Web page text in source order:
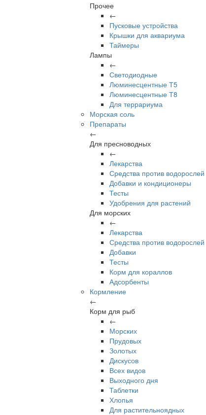
Прочее
←
Пусковые устройства
Крышки для аквариума
Таймеры
Лампы
←
Светодиодные
Люминесцентные Т5
Люминесцентные Т8
Для террариума
Морская соль
Препараты
←
Для пресноводных
←
Лекарства
Средства против водорослей
Добавки и кондиционеры
Тесты
Удобрения для растений
Для морских
←
Лекарства
Средства против водорослей
Добавки
Тесты
Корм для кораллов
Адсорбенты
Кормление
←
Корм для рыб
←
Морских
Прудовых
Золотых
Дискусов
Всех видов
Выходного дня
Таблетки
Хлопья
Для растительноядных